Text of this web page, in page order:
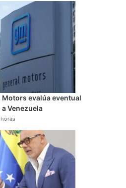
Motors evalúa eventual
Venezuela